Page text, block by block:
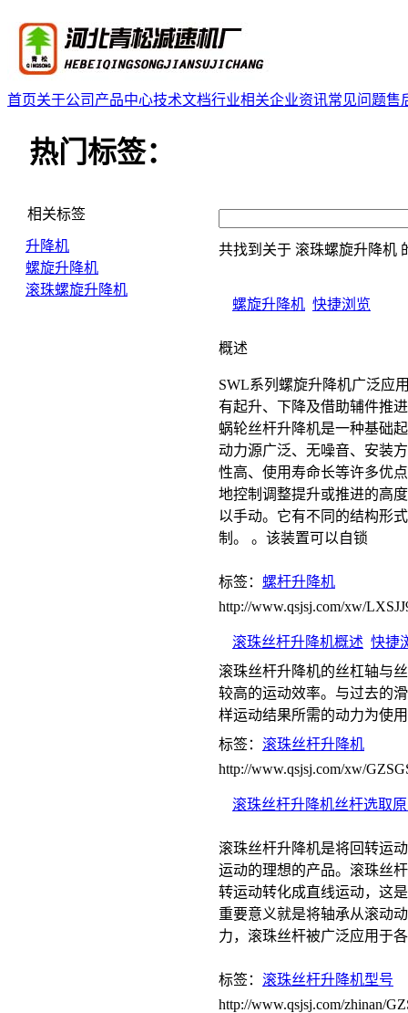
首页关于公司 产品中心技术文档行业相关企业资讯常见问题售
热门标签：
相关标签
升降机
螺旋升降机
滚珠螺旋升降机
共找到关于 滚珠螺旋升降机
螺旋升降机 快捷浏览
概述
SWL系列螺旋升降机广泛应
有起升、下降及借助辅件推
蜗轮丝杆升降机是一种基础
动力源广泛、无噪音、安装
性高、使用寿命长等许多优
地控制调整提升或推进的高
以手动。它有不同的结构形
制。 。该装置可以自锁
标签： 螺杆升降机
http://www.qsjsj.com/xw/
滚珠丝杆升降机概述 快捷
滚珠丝杆升降机的丝杠轴与
较高的运动效率。与过去的
样运动结果所需的动力为使
标签： 滚珠丝杆升降机
http://www.qsjsj.com/xw/
滚珠丝杆升降机丝杆选取
滚珠丝杆升降机是将回转运
运动的理想的产品。滚珠丝
转运动转化成直线运动，这
重要意义就是将轴承从滚动
力，滚珠丝杆被广泛应用于
标签： 滚珠丝杆升降机型号
http://www.qsjsj.com/zhinan/